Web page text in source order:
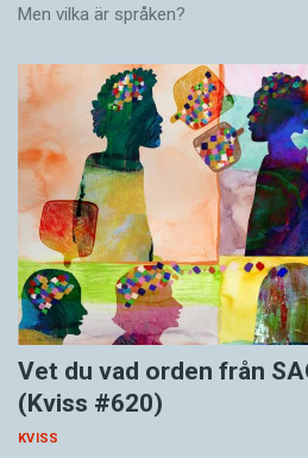
Men vilka är språken?
Vet du vad orden från
(Kviss #620)
KVISS